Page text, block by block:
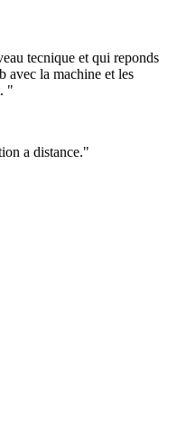
tecnique et qui reponds
avec la machine et les
"
a distance."